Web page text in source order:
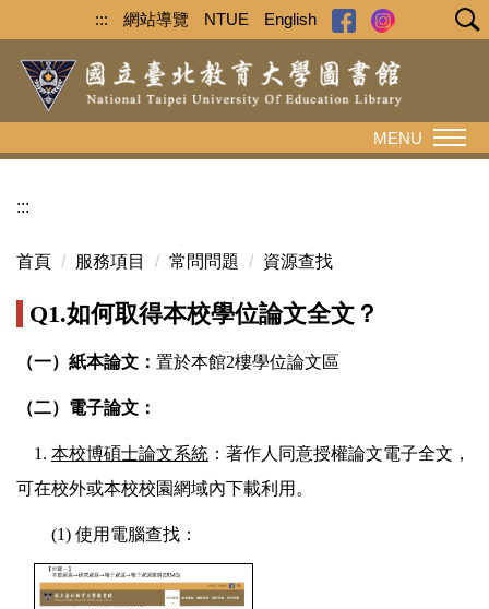
到
主
內
::: 網站導覽 NTUE English
MENU
:::
首頁 服務項目 常問問題 資源查找
Q1.如何取得本校學位論文全文？
（一）紙本論文： 置於本館2樓學位論文區
（二）電子論文：
1. 本校博碩士論文系統 ：著作人同意授權論文電子全文，
可在校外或本校校園網域內下載利用。
(1) 使用電腦查找：